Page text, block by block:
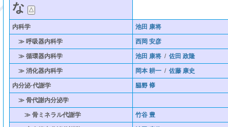
な
内科学 池田 康将
≫ 呼吸器内科学 西岡 安彦
≫ 循環器内科学 池田 康将/ 佐田 政隆
≫ 消化器内科学 岡本 耕一/ 佐藤 康史
内分泌·代謝学 𦚰野 修
≫ 骨代謝内分泌学
≫ 骨ミネラル代謝学 竹谷 豊